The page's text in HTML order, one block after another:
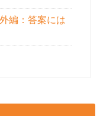
編：答案には